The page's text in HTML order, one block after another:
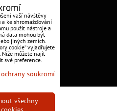
soukromí
vaší návštěvy
ke shromažďování
použít nástroje a
data mohou být
jiných zemích.
cookie“ vyjadřujete
Níže můžete najít
své preference.
soukromí
všechny